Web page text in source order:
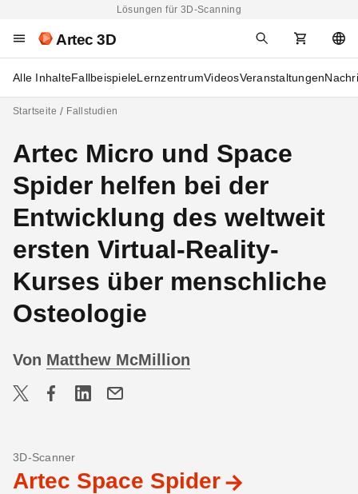
Lösungen für 3D-Scanning
Artec 3D
Alle InhalteFallbeispieleLernzentrumVideosVeranstaltungen
Startseite Fallstudien
Artec Micro und Space
Spider helfen bei der
Entwicklung des weltweit
ersten Virtual-Reality-
Kurses über menschliche
Osteologie
Von Matthew McMillion
3D-Scanner
Artec Space Spider